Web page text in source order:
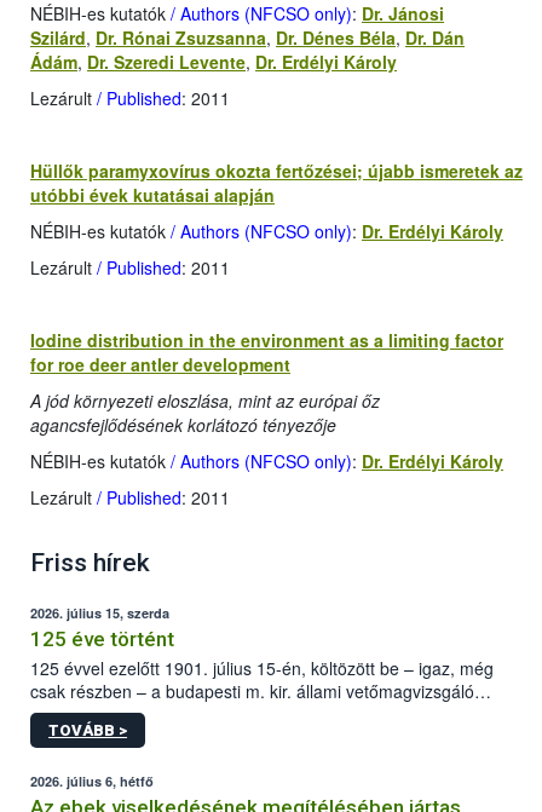
NÉBIH-es kutatók / Authors (NFCSO only): Dr. Jánosi
Szilárd, Dr. Rónai Zsuzsanna, Dr. Dénes Béla, Dr. Dán
Ádám, Dr. Szeredi Levente, Dr. Erdélyi Károly
Lezárult / Published: 2011
Hüllők paramyxovírus okozta fertőzései; újabb ismeretek az
utóbbi évek kutatásai alapján
NÉBIH-es kutatók / Authors (NFCSO only): Dr. Erdélyi Károly
Lezárult / Published: 2011
Iodine distribution in the environment as a limiting factor
for roe deer antler development
A jód környezeti eloszlása, mint az európai őz
agancsfejlődésének korlátozó tényezője
NÉBIH-es kutatók / Authors (NFCSO only): Dr. Erdélyi Károly
Lezárult / Published: 2011
Friss hírek
2026. július 15, szerda
125 éve történt
125 évvel ezelőtt 1901. július 15-én, költözött be – igaz, még
csak részben – a budapesti m. kir. állami vetőmagvizsgáló
állomás a Kis Rókus utca 15. szám alatti, Czigler Győző által
tervezett új épületébe.
TOVÁBB >
2026. július 6, hétfő
Az ebek viselkedésének megítélésében jártas